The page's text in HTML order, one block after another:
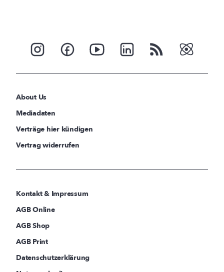
About Us
Mediadaten
Verträge hier kündigen
Vertrag widerrufen
Kontakt & Impressum
AGB Online
AGB Shop
AGB Print
Datenschutzerklärung